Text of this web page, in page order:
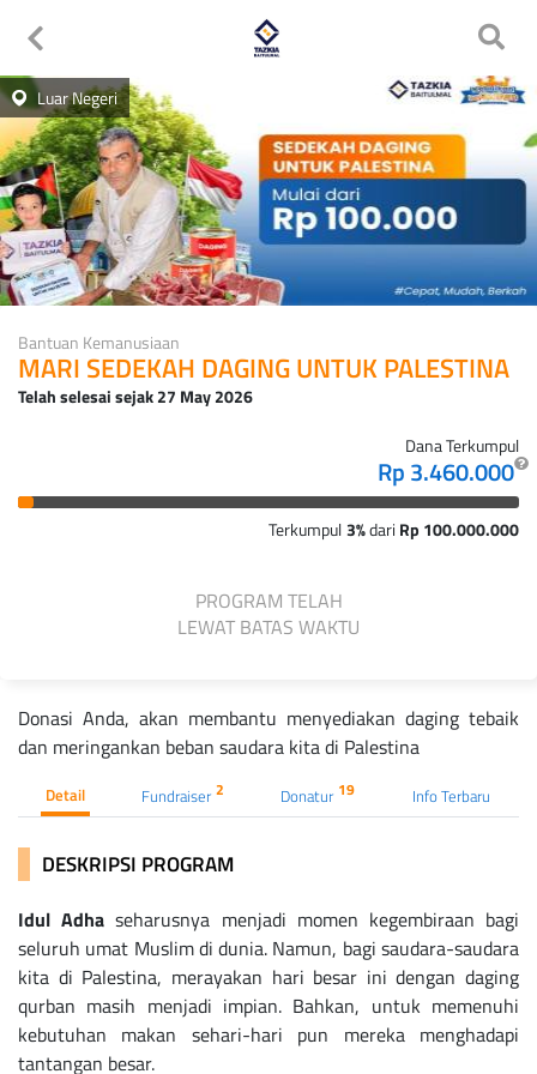
Luar Negeri
Bantuan Kemanusiaan
MARI SEDEKAH DAGING UNTUK PALESTINA
Telah selesai sejak27 May 2026
Dana Terkumpul
Rp 3.460.000
Terkumpul3%dari Rp 100.000.000
PROGRAM TELAH
LEWAT BATAS WAKTU
Donasi Anda, akan membantu menyediakan daging tebaik
dan meringankan beban saudara kita di Palestina
Detail Fundraiser2 Donatur 19 Info Terbaru
DESKRIPSI PROGRAM
Idul Adha seharusnya menjadi momen kegembiraan bagi
seluruh umat Muslim di dunia. Namun, bagi saudara-saudara
kita di Palestina, merayakan hari besar ini dengan daging
qurban masih menjadi impian. Bahkan, untuk memenuhi
kebutuhan makan sehari-hari pun mereka menghadapi
tantangan besar.